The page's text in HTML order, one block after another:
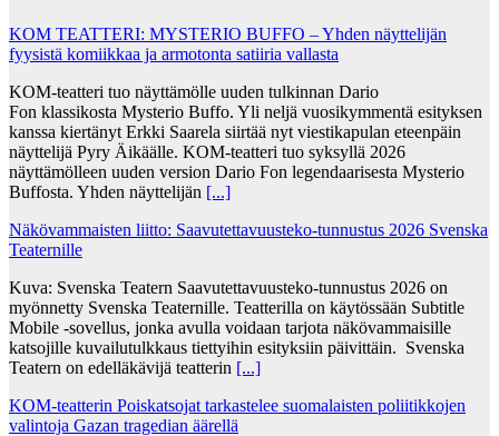
KOM TEATTERI: MYSTERIO BUFFO – Yhden näyttelijän
fyysistä komiikkaa ja armotonta satiiria vallasta
KOM-teatteri tuo näyttämölle uuden tulkinnan Dario
Fon klassikosta Mysterio Buffo. Yli neljä vuosikymmentä esityksen
kanssa kiertänyt Erkki Saarela siirtää nyt viestikapulan eteenpäin
näyttelijä Pyry Äikäälle. KOM-teatteri tuo syksyllä 2026
näyttämölleen uuden version Dario Fon legendaarisesta Mysterio
Buffosta. Yhden näyttelijän [...]
Näkövammaisten liitto: Saavutettavuusteko-tunnustus 2026 Svenska
Teaternille
Kuva: Svenska Teatern Saavutettavuusteko-tunnustus 2026 on
myönnetty Svenska Teaternille. Teatterilla on käytössään Subtitle
Mobile -sovellus, jonka avulla voidaan tarjota näkövammaisille
katsojille kuvailutulkkaus tiettyihin esityksiin päivittäin. Svenska
Teatern on edelläkävijä teatterin [...]
KOM-teatterin Poiskatsojat tarkastelee suomalaisten poliitikkojen
valintoja Gazan tragedian äärellä